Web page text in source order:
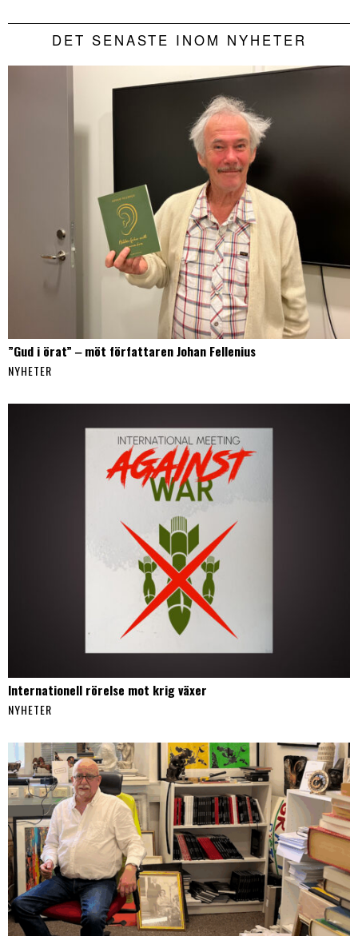
DET SENASTE INOM NYHETER
”Gud i örat” ‒ möt författaren Johan Fellenius
NYHETER
Internationell rörelse mot krig växer
NYHETER